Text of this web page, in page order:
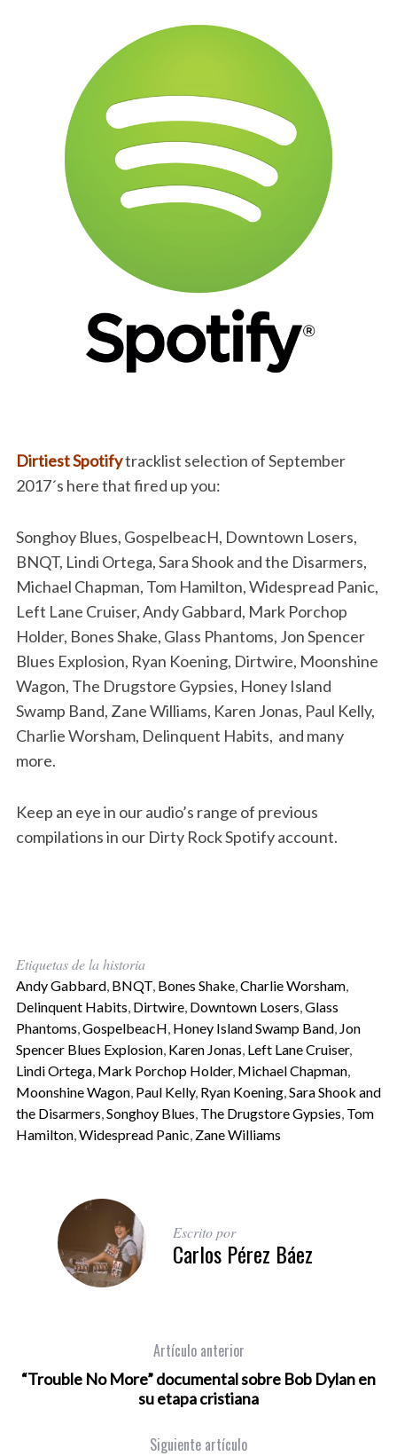
Dirtiest Spotifytracklist selection of September
2017´s here that fired up you:
Songhoy Blues, GospelbeacH, Downtown Losers,
BNQT, Lindi Ortega, Sara Shook and the Disarmers,
Michael Chapman, Tom Hamilton, Widespread Panic,
Left Lane Cruiser, Andy Gabbard, Mark Porchop
Holder, Bones Shake, Glass Phantoms, Jon Spencer
Blues Explosion, Ryan Koening, Dirtwire, Moonshine
Wagon, The Drugstore Gypsies, Honey Island
Swamp Band, Zane Williams, Karen Jonas, Paul Kelly,
Charlie Worsham, Delinquent Habits, and many
more.
Keep an eye in our audio’s range of previous
compilations in our Dirty Rock Spotify account.
Etiquetas de la historia
Andy Gabbard, BNQT, Bones Shake, Charlie Worsham,
Delinquent Habits Dirtwire, Downtown Losers Glass
Phantoms GospelbeacH Honey Island Swamp Band, Jon
Spencer Blues Explosion, Karen Jonas Left Lane Cruiser,
Lindi Ortega, Mark Porchop Holder, Michael Chapman,
Moonshine Wagon, Paul Kelly, Ryan Koening, Sara Shook and
the Disarmers Songhoy Blues The Drugstore Gypsies Tom
Hamilton, Widespread Panic Zane Williams
Escrito por
Carlos Pérez Báez
Artículo anterior
“Trouble No More” documental sobre Bob Dylan en
su etapa cristiana
Siguiente artículo